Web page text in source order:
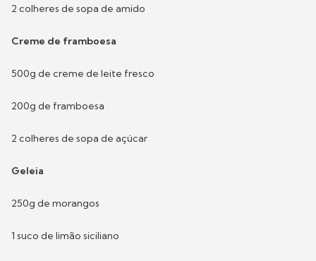
2 colheres de sopa de amido
Creme de framboesa
500g de creme de leite fresco
200g de framboesa
2 colheres de sopa de açúcar
Geleia
250g de morangos
1 suco de limão siciliano